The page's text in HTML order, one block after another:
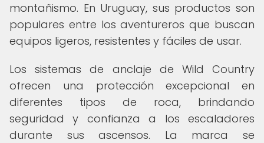
montañismo. En Uruguay, sus productos son
populares entre los aventureros que buscan
equipos ligeros, resistentes y fáciles de usar.
Los sistemas de anclaje de Wild Country
ofrecen una protección excepcional en
diferentes tipos de roca, brindando
seguridad y confianza a los escaladores
durante sus ascensos. La marca se